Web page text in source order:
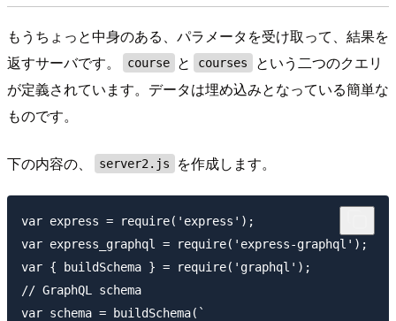
もうちょっと中身のある、パラメータを受け取って、結果を
返すサーバです。
course と courses
という二つのクエリ
が定義されています。データは埋め込みとなっている簡単な
ものです。
下の内容の、 server2.js を作成します。
var express = require('express');
var express_graphql = require('express-graphql');
var { buildSchema } = require('graphql');
// GraphQL schema
var schema = buildSchema(`